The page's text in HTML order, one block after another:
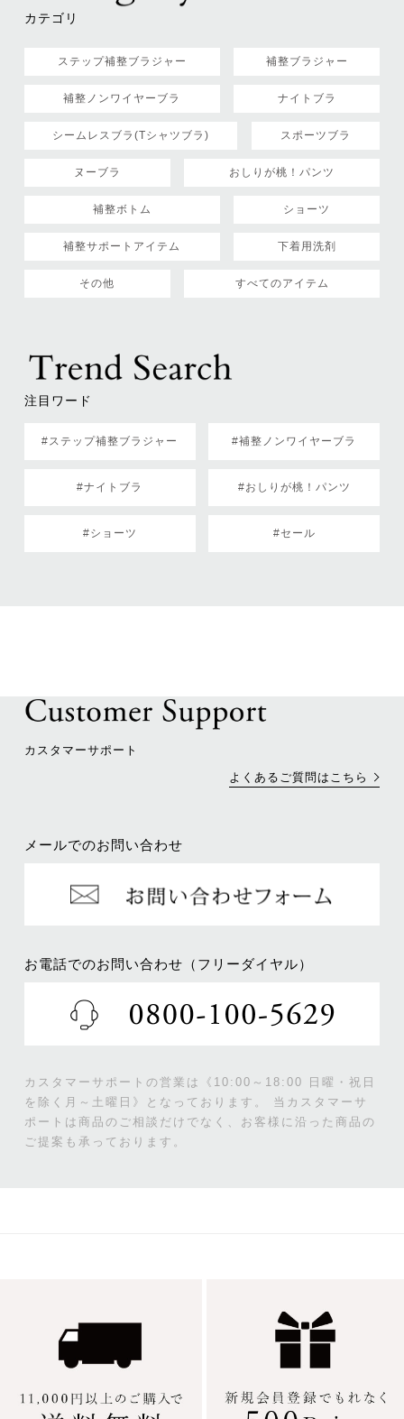
カテゴリ
ステップ補整ブラジャー 補整ブラジャー
補整ノンワイヤーブラ ナイトブラ
シームレスブラ(Tシャツブラ) スポーツブラ
ヌーブラ おしりが桃！パンツ
補整ボトム ショーツ
補整サポートアイテム 下着用洗剤
その他 すべてのアイテム
注目ワード
#ステップ補整ブラジャー #補整ノンワイヤーブラ
#ナイトブラ #おしりが桃！パンツ
#ショーツ #セール
カスタマーサポート
よくあるご質問はこちら
メールでのお問い合わせ
お電話でのお問い合わせ（フリーダイヤル）
カスタマーサポートの営業は《10:00～18:00 日曜・祝日
を除く月～土曜日》となっております。
当カスタマーサ
ポートは商品のご相談だけでなく、お客様に沿った商品の
ご提案も承っております。